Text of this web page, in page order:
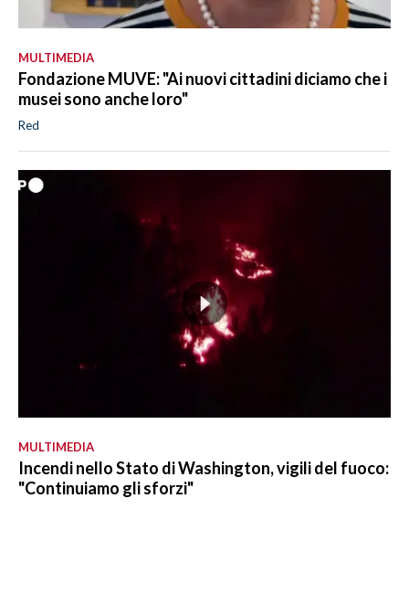
MULTIMEDIA
Fondazione MUVE: "Ai nuovi cittadini diciamo che i
musei sono anche loro"
Red
MULTIMEDIA
Incendi nello Stato di Washington, vigili del fuoco:
"Continuiamo gli sforzi"